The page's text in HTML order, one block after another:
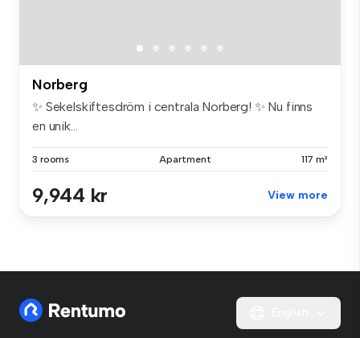
Norberg
✨ Sekelskiftesdröm i centrala Norberg! ✨ Nu finns
en unik...
3 rooms Apartment 117 m²
9,944 kr View more